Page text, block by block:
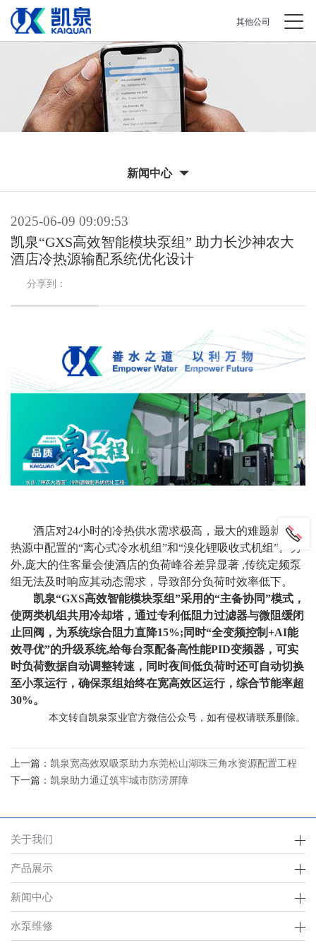
其他公司
新闻中心
2025-06-09 09:09:53
凯泉“GXS高效智能模块泵组” 助力长沙神农大
酒店冷热源输配系统优化设计
分享到：
酒店对24小时的冷热供水需求极高，最大的难题就是冷
热源中配置的“离心式冷水机组”和“溴化锂吸收式机组”。另
外,庞大的住客量会使酒店的负荷峰谷差异显著 ,传统定频泵
组无法及时响应其动态需求，导致部分负荷时效率低下。
凯泉“GXS高效智能模块泵组”采用的“主备协同”模式，
使两类机组共用冷却塔，通过专利低阻力过滤器与微阻缓闭
止回阀，为系统综合阻力直降15%;同时“全变频控制+AI能
效寻优”的升级系统,给每台泵配备高性能PID变频器，可实
时负荷数据自动调整转速，同时夜间低负荷时还可自动切换
至小泵运行，确保泵组始终在宽高效区运行，综合节能率超
30%。
本文转自凯泉泵业官方微信公众号，如有侵权请联系删除。
上一篇： 凯泉宽高效双吸泵助力东莞松山湖珠三角水资源配置工程
下一篇： 凯泉助力通辽筑牢城市防涝屏障
关于我们
产品展示
新闻中心
水泵维修